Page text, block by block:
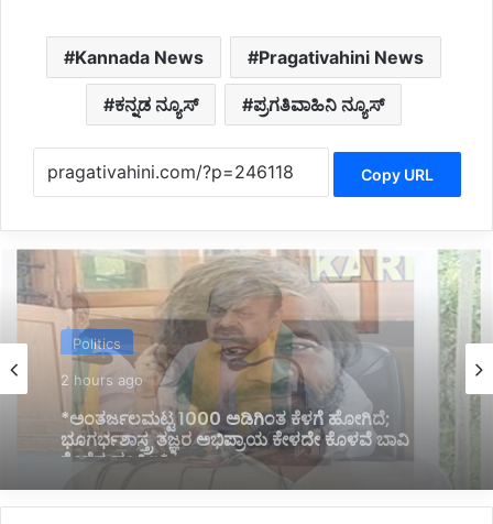
Kannada News Pragativahini News
ಕನ್ನಡ ನ್ಯೂಸ್ ಪ್ರಗತಿವಾಹಿನಿ ನ್ಯೂಸ್
Copy URL
Politics
3 hours ago
*ಹೊರಟ್ಟಿಯವರಿಂದ ರಾಜೀನಾಮೆ ಪಡೆದ ಸರ್ಕಾರದ ನಡೆ
ಪರಿಷತ್ ಇಹಾಸದಲ್ಲಿ ಕಪ್ಪು ಚುಕ್ಕೆ:ಬಸವರಾಜ ಬೊಮ್ಮಾಯಿ*